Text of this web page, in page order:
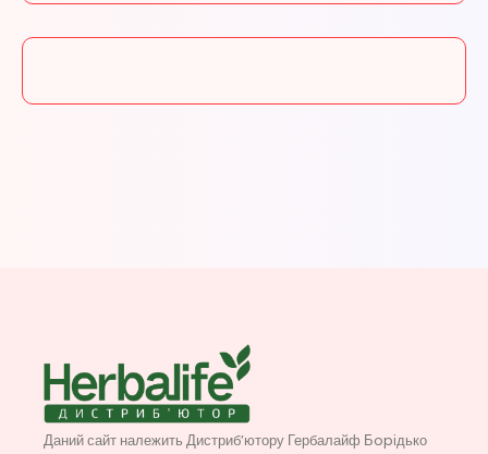
Даний сайт належить Дистриб’ютору Гербалайф Бopідько